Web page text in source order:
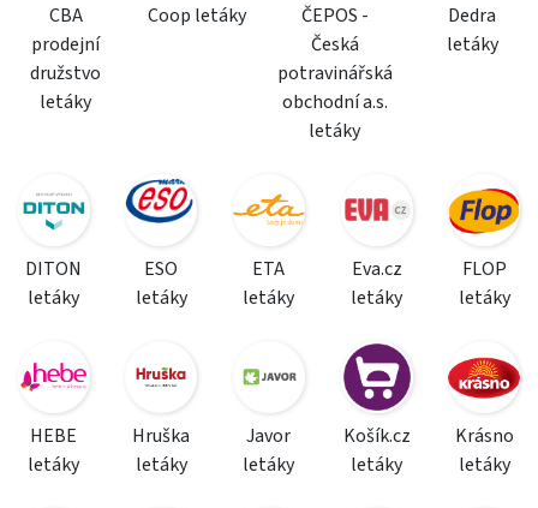
CBA
prodejní
družstvo
letáky
Coop letáky
ČEPOS -
Česká
potravinářská
obchodní a.s.
letáky
Dedra
letáky
DITON
letáky
ESO
letáky
ETA
letáky
Eva.cz
letáky
FLOP
letáky
HEBE
letáky
Hruška
letáky
Javor
letáky
Košík.cz
letáky
Krásno
letáky